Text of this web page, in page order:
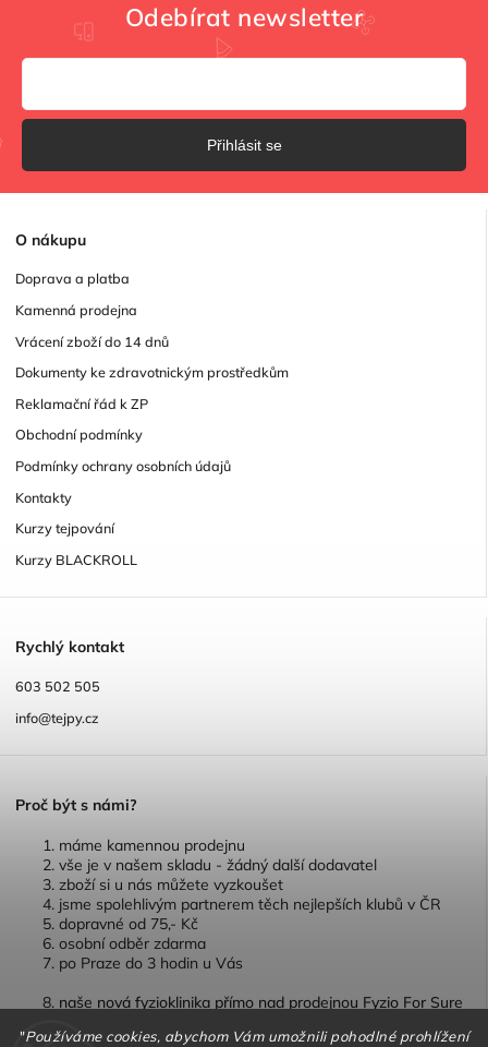
"Používáme cookies, abychom Vám umožnili pohodlné prohlížení
O nákupu
Doprava a platba
Kamenná prodejna
Vrácení zboží do 14 dnů
Dokumenty ke zdravotnickým prostředkům
Reklamační řád k ZP
Obchodní podmínky
Podmínky ochrany osobních údajů
Kontakty
Kurzy tejpování
Kurzy BLACKROLL
Rychlý kontakt
603 502 505
info@tejpy.cz
Proč být s námi?
máme kamennou prodejnu
vše je v našem skladu - žádný další dodavatel
zboží si u nás můžete vyzkoušet
jsme spolehlivým partnerem těch nejlepších klubů v ČR
dopravné od 75,- Kč
osobní odběr zdarma
po Praze do 3 hodin u Vás
naše nová fyzioklinika přímo nad prodejnou Fyzio For Sure
Odebírat newsletter
Přihlásit se